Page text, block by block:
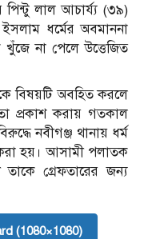
লাল আচার্য্য (৩৯)
ধর্মের অবমাননা
না পেলে উত্তেজিত
বিষয়টি অবহিত করলে
প্রকাশ করায় গতকাল
নবীগঞ্জ থানায় ধর্ম
হয়। আসামী পলাতক
তাকে গ্রেফতারের জন্য
(1080×1080)